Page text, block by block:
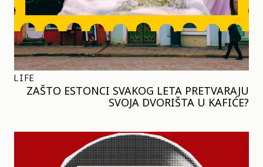
LIFE
ZAŠTO ESTONCI SVAKOG LETA PRETVARAJU
SVOJA DVORIŠTA U KAFIĆE?